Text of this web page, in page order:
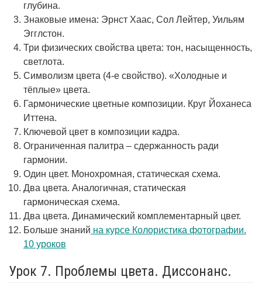
глубина.
Знаковые имена: Эрнст Хаас, Сол Лейтер, Уильям
Эгглстон.
Три физических свойства цвета: тон, насыщенность,
светлота.
Символизм цвета (4-е свойство). «Холодные и
тёплые» цвета.
Гармонические цветные композиции. Круг Йоханеса
Иттена.
Ключевой цвет в композиции кадра.
Ограниченная палитра – сдержанность ради
гармонии.
Один цвет. Монохромная, статическая схема.
Два цвета. Аналогичная, статическая
гармоническая схема.
Два цвета. Динамический комплементарный цвет.
Больше знаний на курсе Колористика фотографии.
10 уроков
Урок 7. Проблемы цвета. Диссонанс.